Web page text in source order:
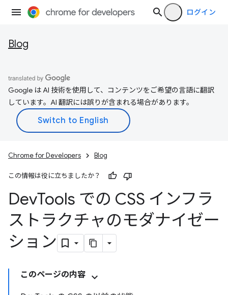
ログイン
Blog
Google は AI 技術を使用して、コンテンツをご希望の言語に翻訳
しています。AI 翻訳には誤りが含まれる場合があります。
Chrome for Developers Blog
この情報は役に立ちましたか？
DevTools での CSS インフラ
ストラクチャのモダナイゼー
ション
このページの内容